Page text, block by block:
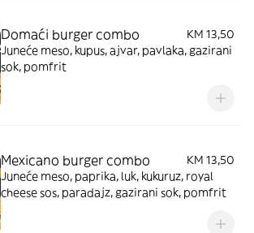
Domaći burger combo
KM 13,50
Juneće meso, kupus, ajvar, pavlaka, gazirani
sok, pomfrit
Mexicano burger combo
KM 13,50
Juneće meso, paprika, luk, kukuruz, royal
cheese sos, paradajz, gazirani sok, pomfrit